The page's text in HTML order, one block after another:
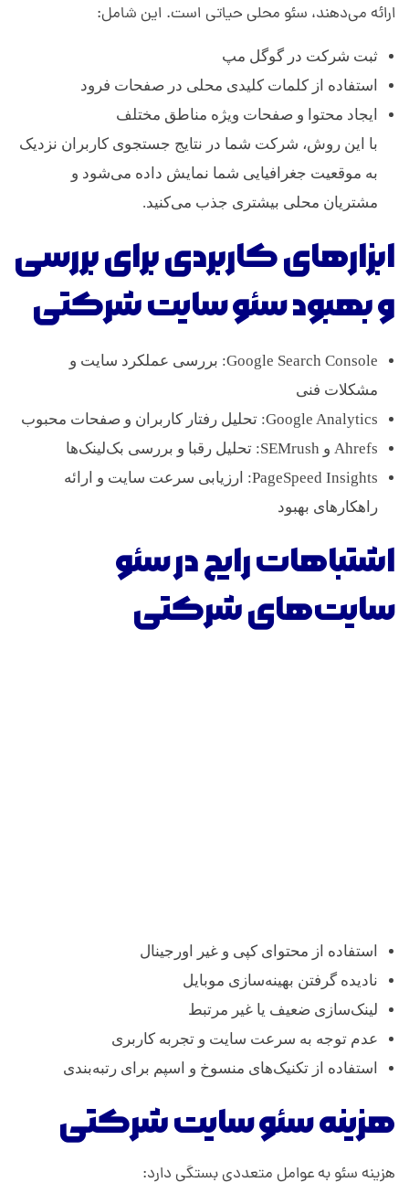
ارائه می‌دهند، سئو محلی حیاتی است. این شامل:
ثبت شرکت در گوگل مپ
استفاده از کلمات کلیدی محلی در صفحات فرود
ایجاد محتوا و صفحات ویژه مناطق مختلف
با این روش، شرکت شما در نتایج جستجوی کاربران نزدیک
به موقعیت جغرافیایی شما نمایش داده می‌شود و
مشتریان محلی بیشتری جذب می‌کنید.
ابزارهای کاربردی برای بررسی
و بهبود سئو سایت شرکتی
Google Search Console: بررسی عملکرد سایت و
مشکلات فنی
Google Analytics: تحلیل رفتار کاربران و صفحات محبوب
Ahrefs و SEMrush: تحلیل رقبا و بررسی بک‌لینک‌ها
PageSpeed Insights: ارزیابی سرعت سایت و ارائه
راهکارهای بهبود
اشتباهات رایج در سئو
سایت‌های شرکتی
استفاده از محتوای کپی و غیر اورجینال
نادیده گرفتن بهینه‌سازی موبایل
لینک‌سازی ضعیف یا غیر مرتبط
عدم توجه به سرعت سایت و تجربه کاربری
استفاده از تکنیک‌های منسوخ و اسپم برای رتبه‌بندی
هزینه سئو سایت شرکتی
هزینه سئو به عوامل متعددی بستگی دارد: